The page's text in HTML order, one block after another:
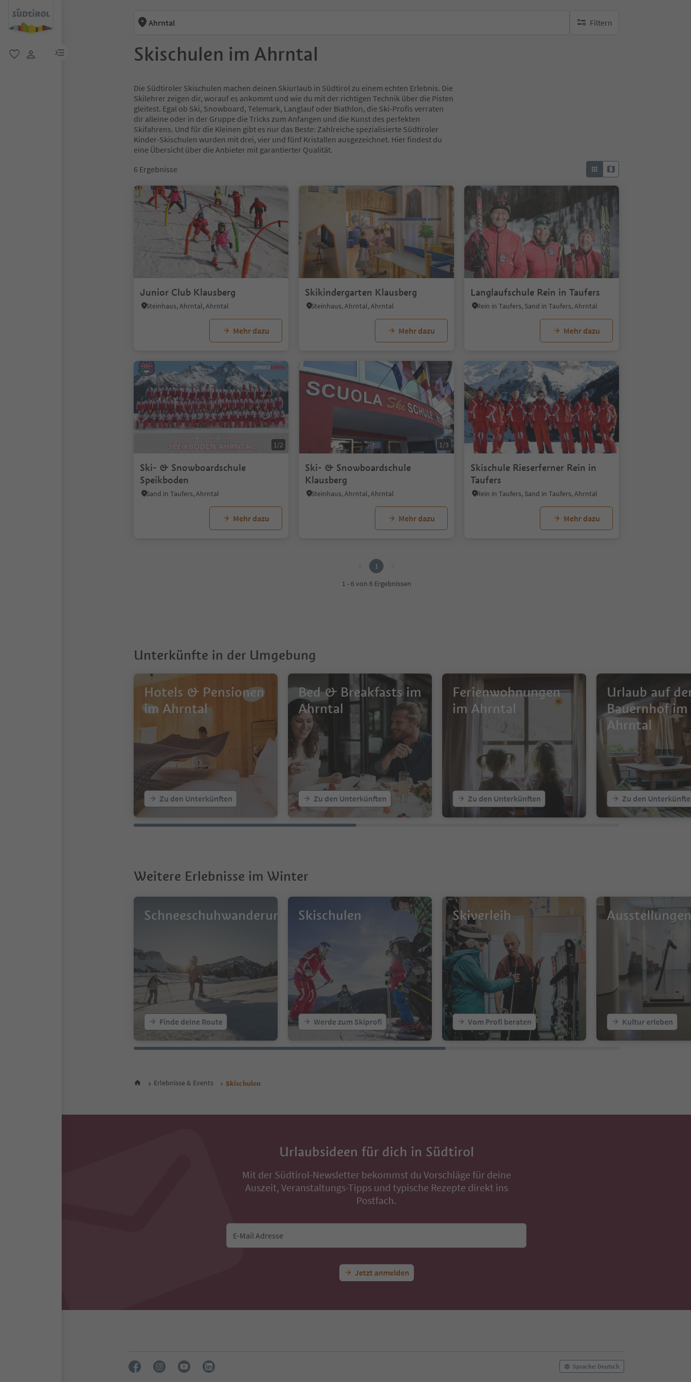
menu link
Ahrntal Filtern
keine aktiven Filte
Skischulen im Ahrntal
Die Südtiroler Skischulen machen deinen Skiurlaub in Südtirol zu einem echten Erlebnis. Die
Skilehrer zeigen dir, worauf es ankommt und wie du mit der richtigen Technik über die Pisten
gleitest. Egal ob Ski, Snowboard, Telemark, Langlauf oder Biathlon, die Ski-Profis verraten
dir alleine oder in der Gruppe die Tricks zum Anfangen und die Kunst des perfekten
Skifahrens. Und für die Kleinen gibt es nur das Beste: Zahlreiche spezialisierte Südtiroler
Kinder-Skischulen wurden mit drei, vier und fünf Kristallen ausgezeichnet. Hier findest du
eine Übersicht über die Anbieter mit garantierter Qualität.
6 Ergebnisse
Junior Club Klausberg
Steinhaus, Ahrntal, Ahrntal
Mehr dazu
1/4
Skikindergarten Klausberg
Steinhaus, Ahrntal, Ahrntal
Mehr dazu
Langlaufschule Rein in Taufers
Rein in Taufers, Sand in Taufers, Ahrntal
Mehr dazu
1/2
Ski- & Snowboardschule
Speikboden
Sand in Taufers, Ahrntal
Mehr dazu
1/3
Ski- & Snowboardschule
Klausberg
Steinhaus, Ahrntal, Ahrntal
Mehr dazu
Skischule Rieserferner Rein in
Taufers
Rein in Taufers, Sand in Taufers, Ahrntal
Mehr dazu
1
1 - 6 von 6 Ergebnissen
Unterkünfte in der Umgebung
Hotels & Pensionen
im Ahrntal
Zu den Unterkünften
Bed & Breakfasts im
Ahrntal
Zu den Unterkünften
Ferienwohnungen
im Ahrntal
Zu den Unterkünften
Urlaub auf
Bauernhof im
Ahrntal
Zu den
Weitere Erlebnisse im Winter
Schneeschuhwanderungen
Finde deine Route
Skischulen
Werde zum Skiprofi
Skiverleih
Vom Profi beraten
Ausstellungen
Kultur erleben
Erlebnisse & Events Skischulen
Urlaubsideen für dich in Südtirol
Mit der Südtirol-Newsletter bekommst du Vorschläge für deine
Auszeit, Veranstaltungs-Tipps und typische Rezepte direkt ins
Postfach.
E-Mail Adresse
Jetzt anmelden
Sprache: Deutsch